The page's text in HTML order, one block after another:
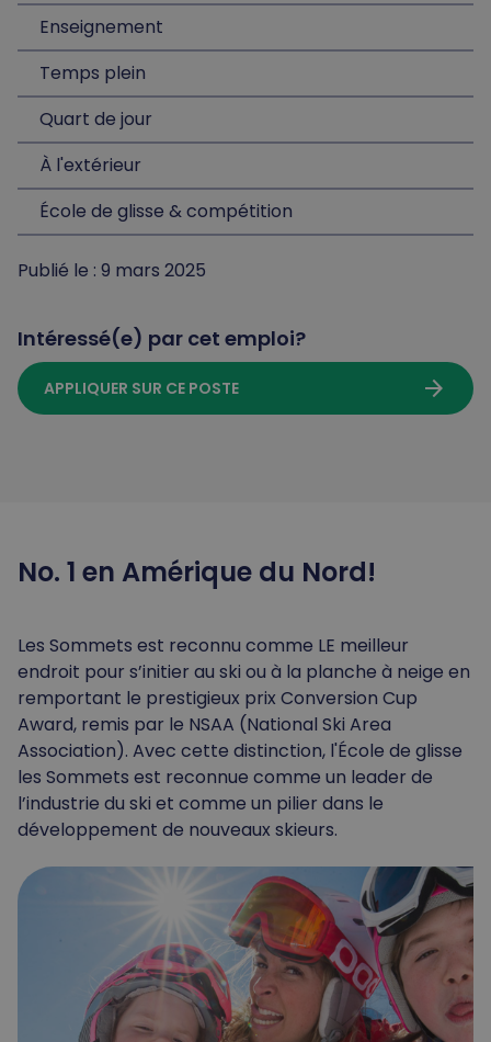
Enseignement
Temps plein
Quart de jour
À l'extérieur
École de glisse & compétition
Publié le : 9 mars 2025
Intéressé(e) par cet emploi?
APPLIQUER SUR CE POSTE arrow_forward
No. 1 en Amérique du Nord!
Les Sommets est reconnu comme LE meilleur
endroit pour s’initier au ski ou à la planche à neige en
remportant le prestigieux prix Conversion Cup
Award, remis par le NSAA (National Ski Area
Association). Avec cette distinction, l'École de glisse
les Sommets est reconnue comme un leader de
l’industrie du ski et comme un pilier dans le
développement de nouveaux skieurs.